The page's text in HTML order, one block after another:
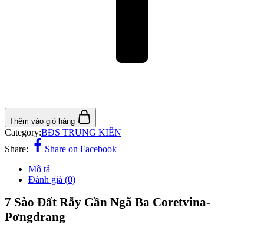
Thêm vào giỏ hàng
Category:BĐS TRUNG KIÊN
Share:
Share on Facebook
Mô tả
Đánh giá (0)
7 Sào Đất Rẫy Gần Ngã Ba Coretvina-
Pơngdrang